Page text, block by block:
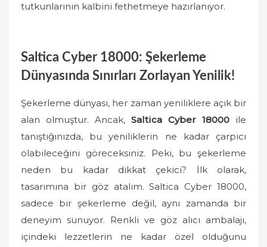
tutkunlarının kalbini fethetmeye hazırlanıyor.
Saltica Cyber 18000: Şekerleme
Dünyasında Sınırları Zorlayan Yenilik!
Şekerleme dünyası, her zaman yeniliklere açık bir
alan olmuştur. Ancak, Saltica Cyber 18000 ile
tanıştığınızda, bu yeniliklerin ne kadar çarpıcı
olabileceğini göreceksiniz. Peki, bu şekerleme
neden bu kadar dikkat çekici? İlk olarak,
tasarımına bir göz atalım. Saltica Cyber 18000,
sadece bir şekerleme değil, aynı zamanda bir
deneyim sunuyor. Renkli ve göz alıcı ambalajı,
içindeki lezzetlerin ne kadar özel olduğunu